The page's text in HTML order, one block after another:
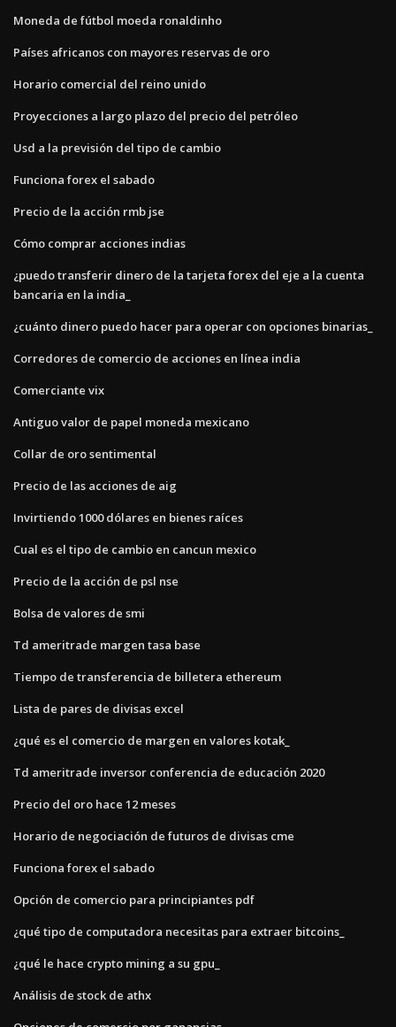
Moneda de fútbol moeda ronaldinho
Países africanos con mayores reservas de oro
Horario comercial del reino unido
Proyecciones a largo plazo del precio del petróleo
Usd a la previsión del tipo de cambio
Funciona forex el sabado
Precio de la acción rmb jse
Cómo comprar acciones indias
¿puedo transferir dinero de la tarjeta forex del eje a la cuenta
bancaria en la india_
¿cuánto dinero puedo hacer para operar con opciones binarias_
Corredores de comercio de acciones en línea india
Comerciante vix
Antiguo valor de papel moneda mexicano
Collar de oro sentimental
Precio de las acciones de aig
Invirtiendo 1000 dólares en bienes raíces
Cual es el tipo de cambio en cancun mexico
Precio de la acción de psl nse
Bolsa de valores de smi
Td ameritrade margen tasa base
Tiempo de transferencia de billetera ethereum
Lista de pares de divisas excel
¿qué es el comercio de margen en valores kotak_
Td ameritrade inversor conferencia de educación 2020
Precio del oro hace 12 meses
Horario de negociación de futuros de divisas cme
Funciona forex el sabado
Opción de comercio para principiantes pdf
¿qué tipo de computadora necesitas para extraer bitcoins_
¿qué le hace crypto mining a su gpu_
Análisis de stock de athx